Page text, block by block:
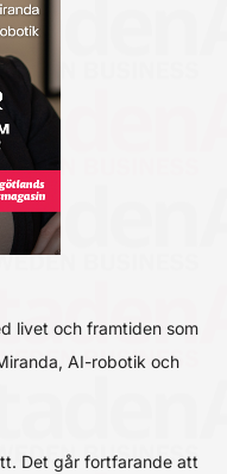
livet och framtiden som
AI-robotik och
Det går fortfarande att